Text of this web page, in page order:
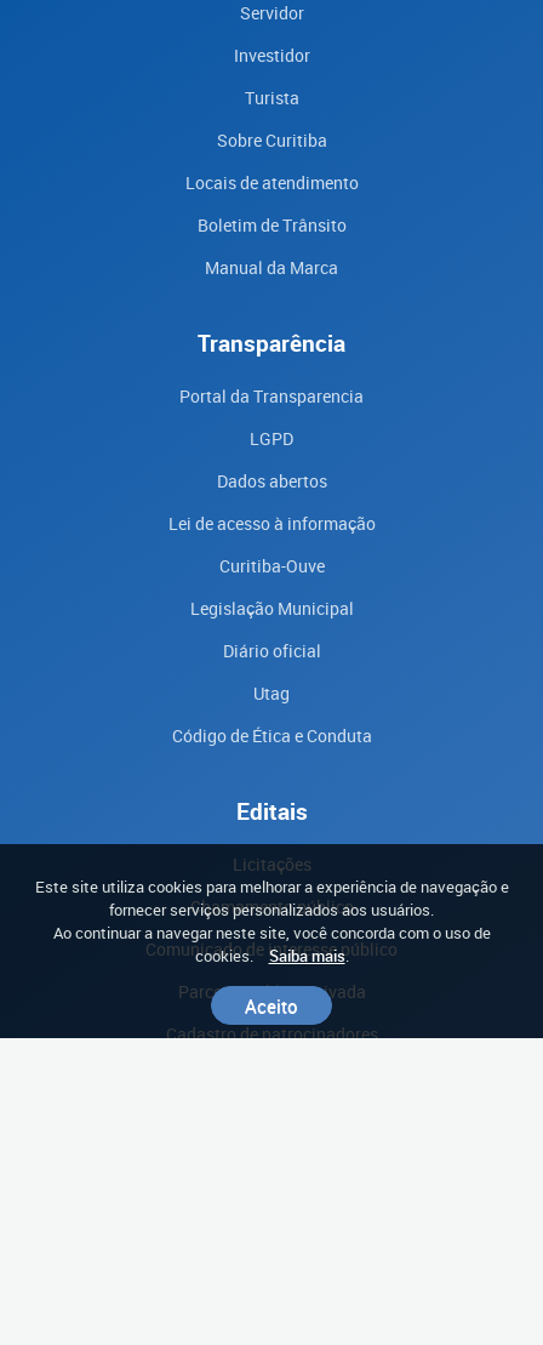
Servidor
Investidor
Turista
Sobre Curitiba
Locais de atendimento
Boletim de Trânsito
Manual da Marca
Transparência
Portal da Transparencia
LGPD
Dados abertos
Lei de acesso à informação
Curitiba-Ouve
Legislação Municipal
Diário oficial
Utag
Código de Ética e Conduta
Editais
Licitações
Chamamento público
Comunicado de interesse público
Parceria público-privada
Cadastro de patrocinadores
Este site utiliza cookies para melhorar a experiência de navegação e
fornecer serviços personalizados aos usuários.
Ao continuar a navegar neste site, você concorda com o uso de
cookies.
Saiba mais.
Aceito